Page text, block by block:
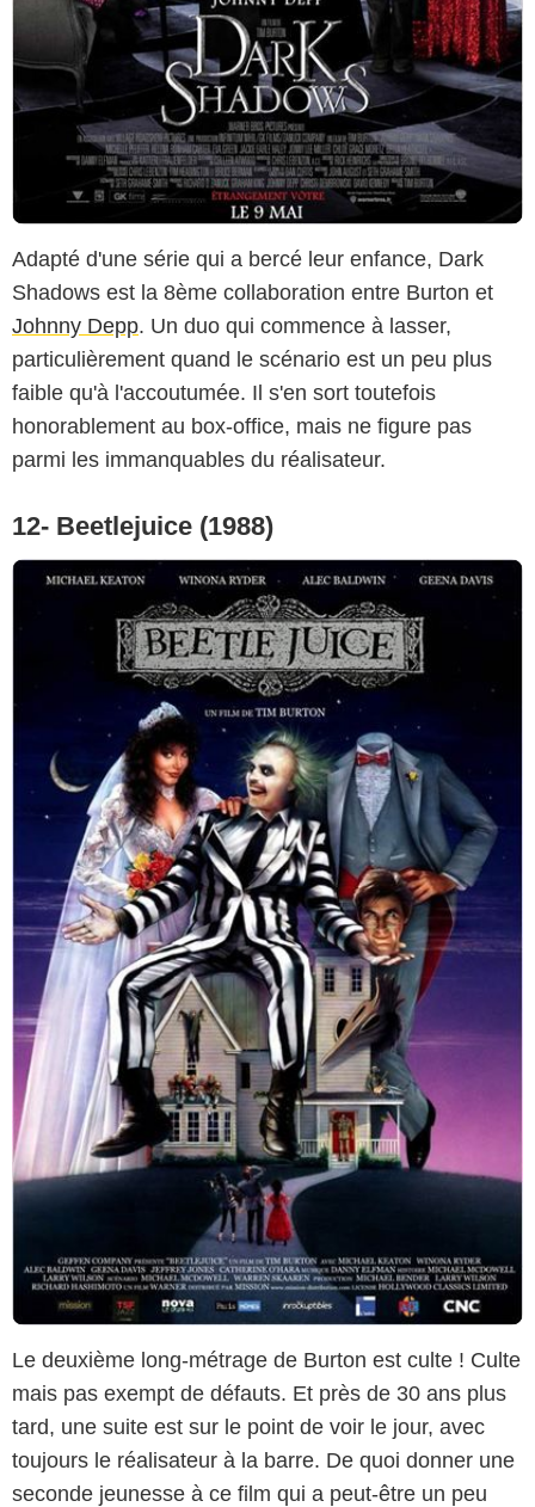
Adapté d'une série qui a bercé leur enfance, Dark
Shadows est la 8ème collaboration entre Burton et
Johnny Depp. Un duo qui commence à lasser,
particulièrement quand le scénario est un peu plus
faible qu'à l'accoutumée. Il s'en sort toutefois
honorablement au box-office, mais ne figure pas
parmi les immanquables du réalisateur.
12- Beetlejuice (1988)
Le deuxième long-métrage de Burton est culte ! Culte
mais pas exempt de défauts. Et près de 30 ans plus
tard, une suite est sur le point de voir le jour, avec
toujours le réalisateur à la barre. De quoi donner une
seconde jeunesse à ce film qui a peut-être un peu